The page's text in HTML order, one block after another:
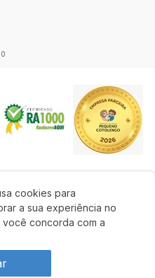
cookies para
a sua experiência no
você concorda com a